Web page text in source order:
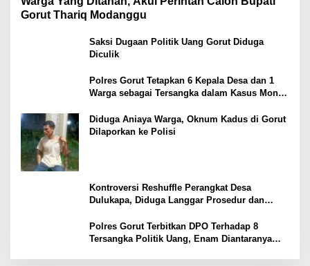
Gorut Thariq Modanggu
Saksi Dugaan Politik Uang Gorut Diduga
Diculik
Polres Gorut Tetapkan 6 Kepala Desa dan 1
Warga sebagai Tersangka dalam Kasus Money
Diduga Aniaya Warga, Oknum Kadus di Gorut
Dilaporkan ke Polisi
Kontroversi Reshuffle Perangkat Desa
Dulukapa, Diduga Langgar Prosedur dan
Polres Gorut Terbitkan DPO Terhadap 8
Tersangka Politik Uang, Enam Diantaranya